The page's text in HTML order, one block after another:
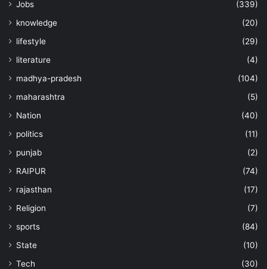
Jobs
(339)
knowledge
(20)
lifestyle
(29)
literature
(4)
madhya-pradesh
(104)
maharashtra
(5)
Nation
(40)
politics
(11)
punjab
(2)
RAIPUR
(74)
rajasthan
(17)
Religion
(7)
sports
(84)
State
(10)
Tech
(30)